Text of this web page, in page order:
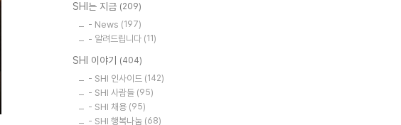
SHI는 지금 (209)
- News (197)
- 알려드립니다 (11)
SHI 이야기 (404)
- SHI 인사이드 (142)
- SHI 사람들 (95)
- SHI 채용 (95)
- SHI 행복나눔 (68)